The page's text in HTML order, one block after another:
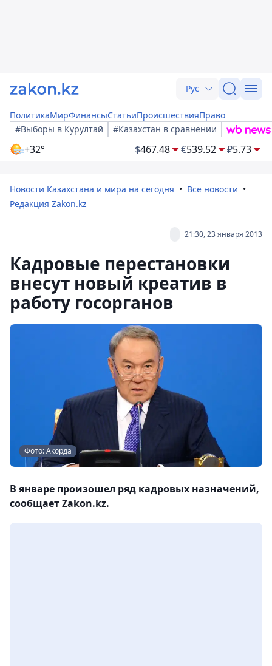
Рус
ПолитикаМирФинансыСтатьиПроисшествияПраво
#Выборы в Курултай
#Казахстан в сравнении
+32° $467.48 €539.52 ₽5.73
Новости Казахстана и мира на сегодня
Все новости
Редакция Zakon.kz
21:30, 23 января 2013
Кадровые перестановки
внесут новый креатив в
работу госорганов
Фото: Акорда
В январе произошел ряд кадровых назначений,
сообщает Zakon.kz.